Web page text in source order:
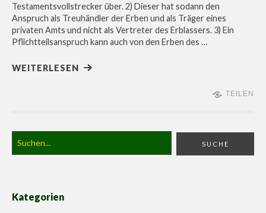
Testamentsvollstrecker über. 2) Dieser hat sodann den
Anspruch als Treuhändler der Erben und als Träger eines
privaten Amts und nicht als Vertreter des Erblassers. 3) Ein
Pflichtteilsanspruch kann auch von den Erben des …
WEITERLESEN
TEILEN
Kategorien